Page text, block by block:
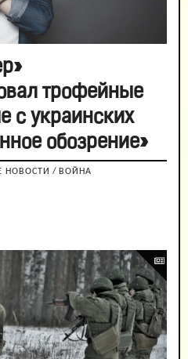
трофейные
с украинских
обозрение»
НОВОСТИ / ВОЙНА